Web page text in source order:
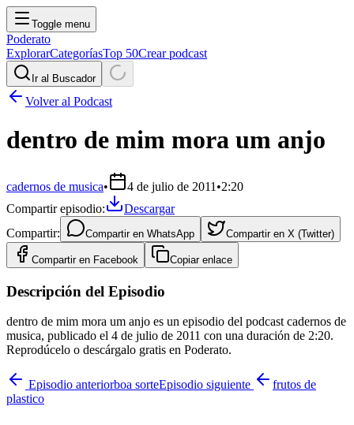
Toggle menu
Poderato
ExplorarCategoríasTop 50Crear podcast
Ir al Buscador
Volver al Podcast
dentro de mim mora um anjo
cadernos de musica• 4 de julio de 2011 •2:20
Compartir episodio:
Descargar
Compartir:
Compartir en WhatsApp Compartir en X (Twitter)
Compartir en Facebook Copiar enlace
Descripción del Episodio
dentro de mim mora um anjo es un episodio del podcast cadernos de
musica, publicado el 4 de julio de 2011 con una duración de 2:20.
Reprodúcelo o descárgalo gratis en Poderato.
Episodio anteriorboa sorteEpisodio siguiente
frutos de
plastico